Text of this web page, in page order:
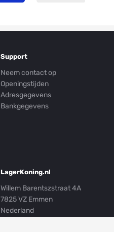
Support
Neem contact op
Openingstijden
Adresgegevens
Bankgegevens
LagerKoning.nl
Willem Barentszstraat 4A
7825 VZ Emmen
Nederland